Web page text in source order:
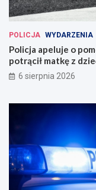
POLICJA WYDARZENIA
Policja apeluje o
potrącił matkę z
6 sierpnia 2026